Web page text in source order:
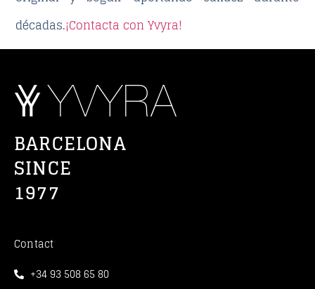
décadas.¡Contacta con Yvyra!
BARCELONA
SINCE
1977
Contact
+34 93 508 65 80